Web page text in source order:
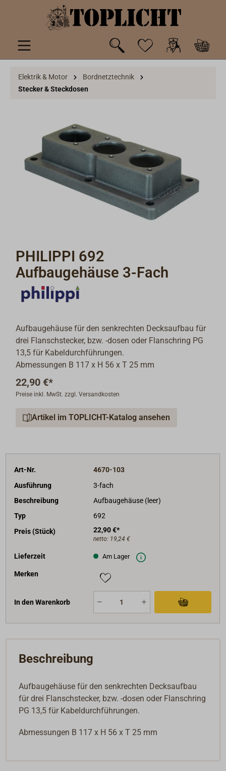
springen
Elektrik & Motor
Bordnetztechnik
Stecker & Steckdosen
PHILIPPI 692
Aufbaugehäuse 3-Fach
Aufbaugehäuse für den senkrechten Decksaufbau für
drei Flanschstecker, bzw. -dosen oder Flanschring PG
13,5 für Kabeldurchführungen.
Abmessungen B 117 x H 56 x T 25 mm
22,90 €*
Preise inkl. MwSt. zzgl. Versandkosten
Artikel im TOPLICHT-Katalog ansehen
Art-Nr.
4670-103
Ausführung
3-fach
Beschreibung
Aufbaugehäuse (leer)
Typ
692
Preis (Stück)
22,90 €*
netto: 19,24 €
Lieferzeit Am Lager
Merken
In den Warenkorb
Beschreibung
Aufbaugehäuse für den senkrechten Decksaufbau
für drei Flanschstecker, bzw. -dosen oder Flanschring
PG 13,5 für Kabeldurchführungen.
Abmessungen B 117 x H 56 x T 25 mm